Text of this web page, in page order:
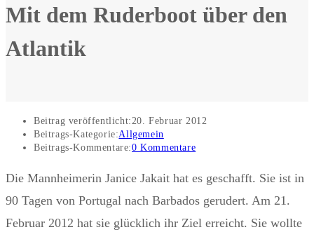
Mit dem Ruderboot über den
Atlantik
Beitrag veröffentlicht: 20. Februar 2012
Beitrags-Kategorie:Allgemein
Beitrags-Kommentare:0 Kommentare
Die Mannheimerin Janice Jakait hat es geschafft. Sie ist in
90 Tagen von Portugal nach Barbados gerudert. Am 21.
Februar 2012 hat sie glücklich ihr Ziel erreicht. Sie wollte